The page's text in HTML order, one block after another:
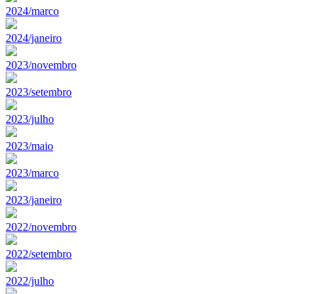
2024/marco
2024/janeiro
2023/novembro
2023/setembro
2023/julho
2023/maio
2023/marco
2023/janeiro
2022/novembro
2022/setembro
2022/julho